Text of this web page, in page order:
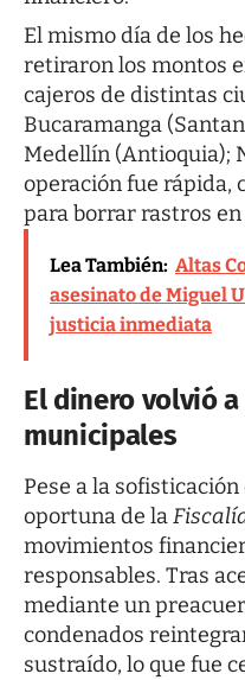
El mismo día de los
retiraron los montos
cajeros de distintas
Bucaramanga
Medellín (Antioquia);
operación fue rápida,
para borrar rastros en
Lea También: Altas
asesinato de Miguel
justicia inmediata
El dinero volvió
municipales
Pese a la
oportuna de la
movimientos
responsables. Tras
mediante un
condenados
sustraído, lo que fue